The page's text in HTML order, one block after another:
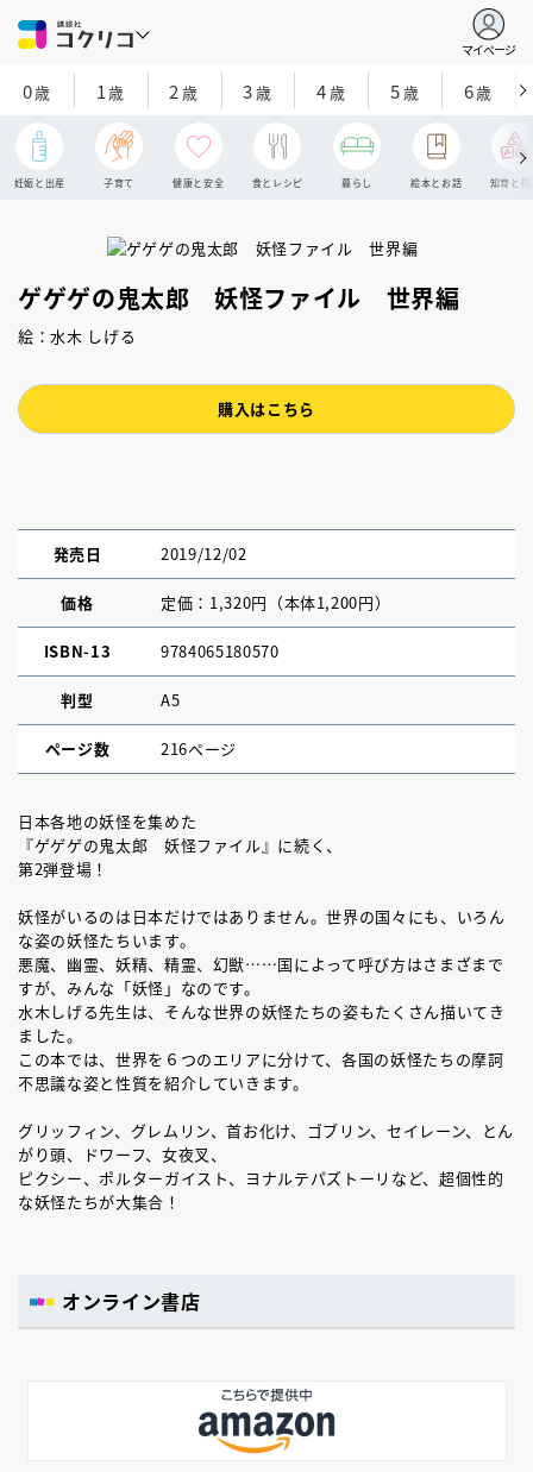
マイページ
0歳 1歳 2 歳 3歳 4歳 5歳 6歳
妊娠と出産 子育て 健康と安全 食とレシピ 暮らし 絵本とお話 知育と探
ゲゲゲの鬼太郎 妖怪ファイル 世界編
絵：水木 しげる
購入はこちら
発売日 2019/12/02
価格 定価：1,320円（本体1,200円）
ISBN-13 9784065180570
判型 A5
ページ数 216ページ
日本各地の妖怪を集めた
『ゲゲゲの鬼太郎 妖怪ファイル』に続く、
第2弾登場！
妖怪がいるのは日本だけではありません。世界の国々にも、いろん
な姿の妖怪たちいます。
悪魔、幽霊、妖精、精霊、幻獣……国によって呼び方はさまざまで
すが、みんな「妖怪」なのです。
水木しげる先生は、そんな世界の妖怪たちの姿もたくさん描いてき
ました。
この本では、世界を６つのエリアに分けて、各国の妖怪たちの摩訶
不思議な姿と性質を紹介していきます。
グリッフィン、グレムリン、首お化け、ゴブリン、セイレーン、とん
がり頭、ドワーフ、女夜叉、
ピクシー、ポルターガイスト、ヨナルテパズトーリなど、超個性的
な妖怪たちが大集合！
オンライン書店